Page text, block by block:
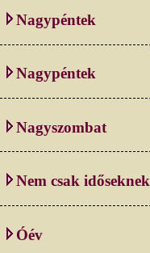
Nagypéntek
Nagypéntek
Nagyszombat
Nem csak időseknek
Óév